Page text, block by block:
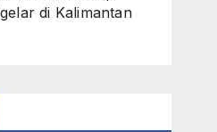
di Kalimantan